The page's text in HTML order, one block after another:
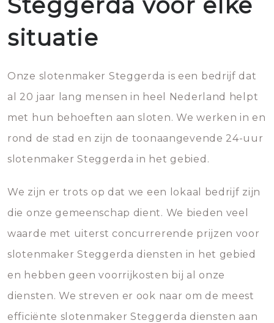
situatie
Onze slotenmaker Steggerda is een bedrijf dat
al 20 jaar lang mensen in heel Nederland helpt
met hun behoeften aan sloten. We werken in en
rond de stad en zijn de toonaangevende 24-uur
slotenmaker Steggerda in het gebied.
We zijn er trots op dat we een lokaal bedrijf zijn
die onze gemeenschap dient. We bieden veel
waarde met uiterst concurrerende prijzen voor
slotenmaker Steggerda diensten in het gebied
en hebben geen voorrijkosten bij al onze
diensten. We streven er ook naar om de meest
efficiënte slotenmaker Steggerda diensten aan